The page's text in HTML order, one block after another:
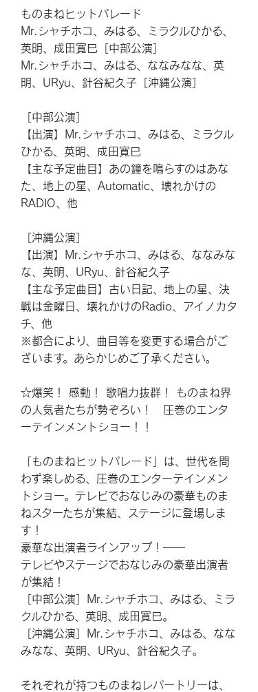
ものまねヒットパレード
Mr.シャチホコ、みはる、ミラクルひかる、
英明、成田寛巳［中部公演］
Mr.シャチホコ、みはる、ななみなな、英
明、URyu、針谷紀久子［沖縄公演］
［中部公演］
【出演】Mr.シャチホコ、みはる、ミラクル
ひかる、英明、成田寛巳
【主な予定曲目】あの鐘を鳴らすのはあな
た、地上の星、Automatic、壊れかけの
RADIO、他
［沖縄公演］
【出演】Mr.シャチホコ、みはる、ななみな
な、英明、URyu、針谷紀久子
【主な予定曲目】古い日記、地上の星、決
戦は金曜日、壊れかけのRadio、アイノカタ
チ、他
※都合により、曲目等を変更する場合がご
ざいます。あらかじめご了承ください。
☆爆笑！ 感動！ 歌唱力抜群！ ものまね界
の人気者たちが勢ぞろい！ 圧巻のエンタ
ーテインメントショー！！
「ものまねヒットパレード」は、世代を問
わず楽しめる、圧巻のエンターテインメン
トショー。テレビでおなじみの豪華ものま
ねスターたちが集結、ステージに登場しま
す！
豪華な出演者ラインアップ！――
テレビやステージでおなじみの豪華出演者
が集結！
［中部公演］Mr.シャチホコ、みはる、ミラ
クルひかる、英明、成田寛巳。
［沖縄公演］Mr.シャチホコ、みはる、なな
みなな、英明、URyu、針谷紀久子。
それぞれが持つものまねレパートリーは、